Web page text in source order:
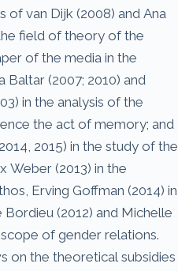
van Dijk (2008) and Ana
field of theory of the
of the media in the
(2007; 2010) and
in the analysis of the
the act of memory; and
2015) in the study of the
Weber (2013) in the
Erving Goffman (2014) in
(2012) and Michelle
of gender relations.
on the theoretical subsidies